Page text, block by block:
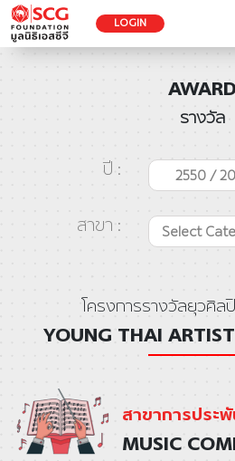
LOGIN
AWARD
รางวัล
ปี : 2550 /
สาขา : Select
โครงการรางวัลยุวศิล
YOUNG THAI
สาขาการประ
MUSIC